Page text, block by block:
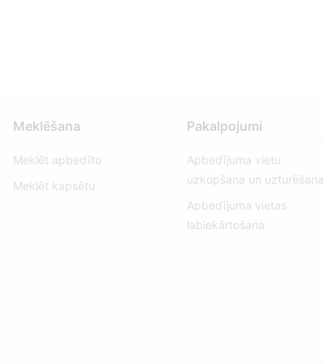
Meklēšana
Meklēt apbedīto
Meklēt kapsētu
Pakalpojumi
Apbedījuma vietu
uzkopšana un uzturēšana
Apbedījuma vietas
labiekārtošana